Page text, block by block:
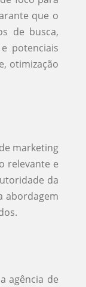
que o
de busca,
potenciais
otimização
marketing
relevante e
da
abordagem
agência de